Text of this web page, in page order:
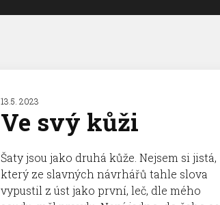
13.5. 2023
Ve svý kůži
Šaty jsou jako druhá kůže. Nejsem si jistá,
který ze slavných návrhářů tahle slova
vypustil z úst jako první, leč, dle mého